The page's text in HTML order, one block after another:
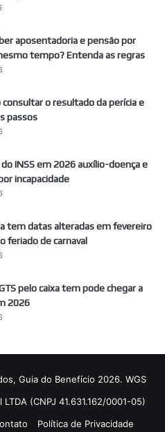
aposentadoria e pensão por
tempo? Entenda as regras
consultar o resultado da perícia e
passos
INSS em 2026 auxílio-doença e
incapacidade
tem datas alteradas em fevereiro
feriado de carnaval
pelo caixa tem pode chegar a
2026
Guia do Benefício 2026. WGS
(CNPJ 41.631.162/0001-05)
Política de Privacidade